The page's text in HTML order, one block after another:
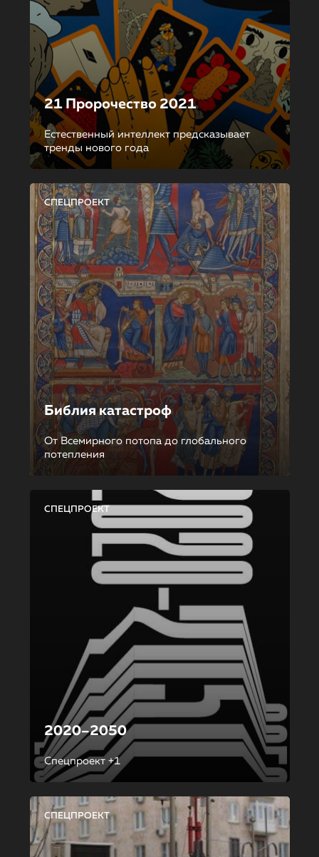
21 Пророчество 2021
Естественный интеллект предсказывает
тренды нового года
СПЕЦПРОЕКТ
Библия катастроф
От Всемирного потопа до глобального
потепления
СПЕЦПРОЕКТ
2020–2050
Спецпроект +1
СПЕЦПРОЕКТ